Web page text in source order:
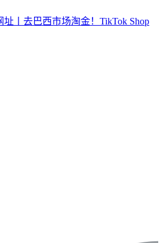
址丨去巴西市场淘金！TikTok Shop